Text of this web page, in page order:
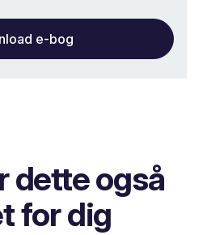
e-bog
dette også
for dig